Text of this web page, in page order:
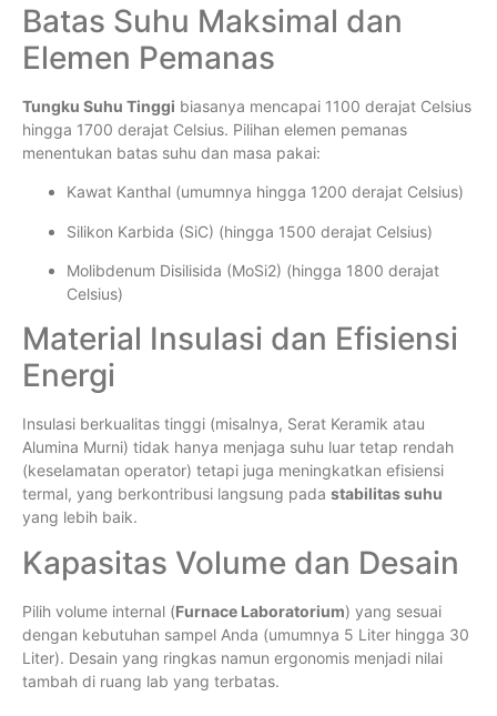
Batas Suhu Maksimal dan
Elemen Pemanas
Tungku Suhu Tinggi biasanya mencapai 1100 derajat Celsius
hingga 1700 derajat Celsius. Pilihan elemen pemanas
menentukan batas suhu dan masa pakai:
Kawat Kanthal (umumnya hingga 1200 derajat Celsius)
Silikon Karbida (SiC) (hingga 1500 derajat Celsius)
Molibdenum Disilisida (MoSi2) (hingga 1800 derajat
Celsius)
Material Insulasi dan Efisiensi
Energi
Insulasi berkualitas tinggi (misalnya, Serat Keramik atau
Alumina Murni) tidak hanya menjaga suhu luar tetap rendah
(keselamatan operator) tetapi juga meningkatkan efisiensi
termal, yang berkontribusi langsung pada stabilitas suhu
yang lebih baik.
Kapasitas Volume dan Desain
Pilih volume internal (Furnace Laboratorium) yang sesuai
dengan kebutuhan sampel Anda (umumnya 5 Liter hingga 30
Liter). Desain yang ringkas namun ergonomis menjadi nilai
tambah di ruang lab yang terbatas.